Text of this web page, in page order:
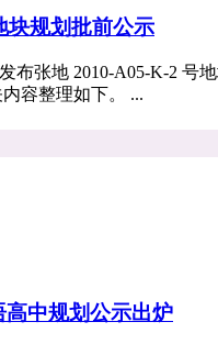
块规划批前公示
布张地 2010-A05-K-2 号
容整理如下。 ...
中规划公示出炉